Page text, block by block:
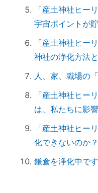
「産土神社ヒ
究極のアーシ
してきました
究極のアーシ
音で世界を整
HIMARIさん
る
ハタキをかけ
情報に振り回
「産土神社ヒー
宇宙ポイントが
「産土神社ヒー
神社の浄化方法
人、家、職場の「
「産土神社ヒー
は、私たちに影
「産土神社ヒー
化できないのか？
鎌倉を浄化中です